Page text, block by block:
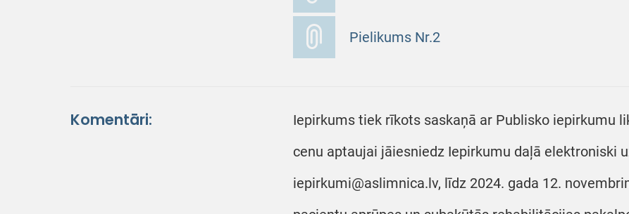
Pielikums Nr.2
Komentāri:
Iepirkums tiek rīkots saskaņā ar Publisko iepirkumu
cenu aptaujai jāiesniedz Iepirkumu daļā elektroniski
iepirkumi@aslimnica.lv, līdz 2024. gada 12.